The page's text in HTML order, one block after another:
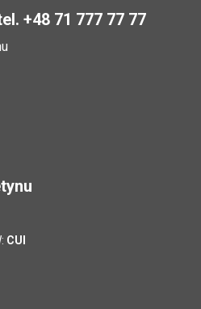
+48 71 777 77 77
CUI